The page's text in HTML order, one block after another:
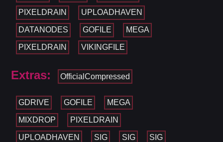
PIXELDRAIN UPLOADHAVEN
DATANODES GOFILE MEGA
PIXELDRAIN VIKINGFILE
Extras: OfficialCompressed
GDRIVE GOFILE MEGA
MIXDROP PIXELDRAIN
UPLOADHAVEN SIG SIG SIG